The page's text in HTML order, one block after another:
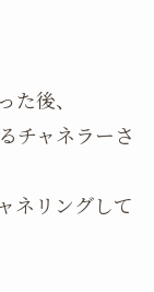
後、
チャネラーさ
ネリングして